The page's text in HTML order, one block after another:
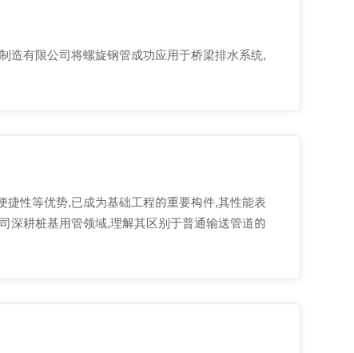
造有限公司将螺旋钢管成功应用于桥梁排水系统,
性等优势,已成为基础工程的重要构件,其性能表
深耕桩基用管领域,理解其区别于普通输送管道的